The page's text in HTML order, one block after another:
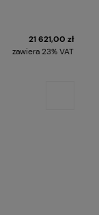
21 621,00 zł
zawiera 23% VAT